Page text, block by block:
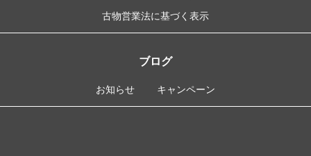
古物営業法に基づく表示
ブログ
お知らせ キャンペーン